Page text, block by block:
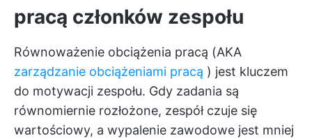
pracą członków zespołu
Równoważenie obciążenia pracą (AKA
zarządzanie obciążeniami pracą ) jest kluczem
do motywacji zespołu. Gdy zadania są
równomiernie rozłożone, zespół czuje się
wartościowy, a wypalenie zawodowe jest mniej